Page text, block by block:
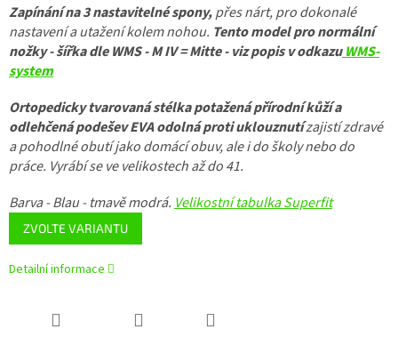
ZVOLTE VARIANTU
Zapínání na 3 nastavitelné spony,přes nárt, pro dokonalé
nastavení a utažení kolem nohou. Tento model pro normální
nožky - šířka dle WMS - M IV = Mitte - viz popis v odkazuWMS-
system
Ortopedicky tvarovaná stélka potažená přírodní kůží a
odlehčená podešev EVA odolná proti uklouznutízajistí zdravé
a pohodlné obutí jako domácí obuv, ale i do školy nebo do
práce. Vyrábí se ve velikostech až do 41.
Barva - Blau - tmavě modrá.Velikostní tabulka Superfit
Detailní informace